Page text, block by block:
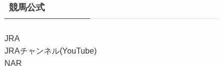
競馬公式
JRA
JRAチャンネル(YouTube)
NAR